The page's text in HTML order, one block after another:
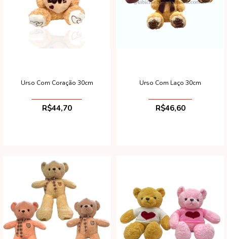
Urso Com Coração 30cm
R$44,70
Urso Com Laço 30cm
R$46,60